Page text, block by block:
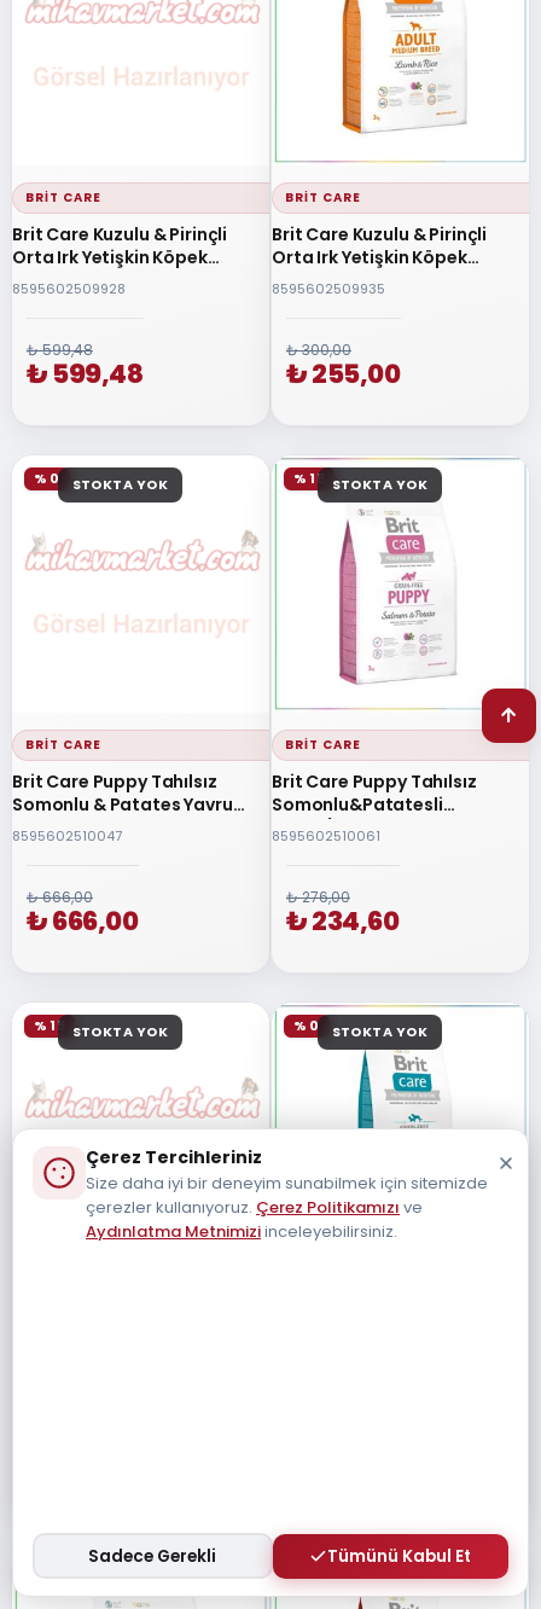
BRIT CARE
Brit Care Kuzulu & Pirinçli
Orta Irk Yetişkin Köpek
Maması 12 Kg
8595602509928
₺ 599,48
₺ 599,48
BRIT CARE
Brit Care Kuzulu & Pirinçli
Orta Irk Yetişkin Köpek
Maması 3 Kg
8595602509935
₺ 300,00
₺ 255,00
STOKTA YOK
BRIT CARE
Brit Care Puppy Tahılsız
Somonlu & Patates Yavru
Köpek Maması 12 Kg
8595602510047
% 0
₺ 666,00
₺ 666,00
STOKTA YOK
BRIT CARE
Brit Care Puppy Tahılsız
Somonlu&Patatesli
Küçük/Orta Irk Yavru Köpek
8595602510061
% 15
₺ 276,00
₺ 234,60
STOKTA YOK
% 15 STOKTA YOK
% 0
STOKTA YOK
% 0 STOKTA YOK
Çerez Tercihleriniz
Size daha iyi bir deneyim sunabilmek için sitemizde
çerezler kullanıyoruz. Çerez Politikamızı ve
Aydınlatma Metnimiziinceleyebilirsiniz.
Sadece Gerekli Tümünü Kabul Et